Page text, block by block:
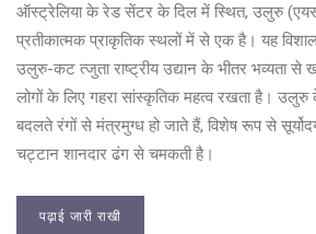
ऑस्ट्रेलिया के रेड सेंटर के दिल में स्थित, उलुरु
प्रतीकात्मक प्राकृतिक स्थलों में से एक है। यह
उलुरु-कट त्जुता राष्ट्रीय उद्यान के भीतर भव्यता
लोगों के लिए गहरा सांस्कृतिक महत्व रखता है।
बदलते रंगों से मंत्रमुग्ध हो जाते हैं, विशेष रूप से
चट्टान शानदार ढंग से चमकती है।
पढ़ाई जारी राखी